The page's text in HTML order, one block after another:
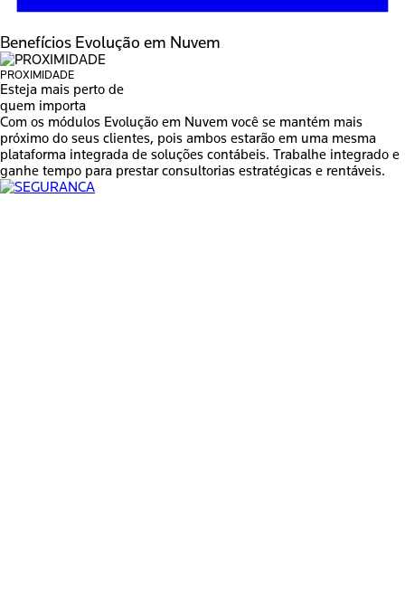
Benefícios Evolução em Nuvem
PROXIMIDADE
Esteja mais perto de
quem importa
Com os módulos Evolução em Nuvem você se mantém mais
próximo do seus clientes, pois ambos estarão em uma mesma
plataforma integrada de soluções contábeis. Trabalhe integrado e
ganhe tempo para prestar consultorias estratégicas e rentáveis.